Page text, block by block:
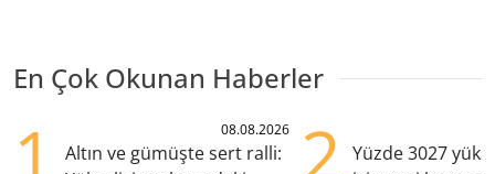
En Çok Okunan Haberler
08.08.2026
Altın ve gümüşte sert ralli:
Yüzde 3027